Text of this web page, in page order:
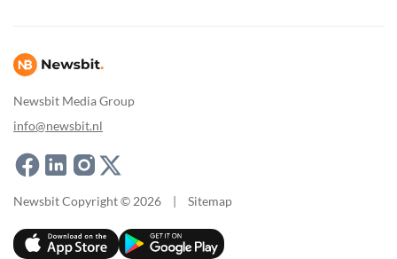
Newsbit Media Group
info@newsbit.nl
Newsbit Copyright © 2026 | Sitemap